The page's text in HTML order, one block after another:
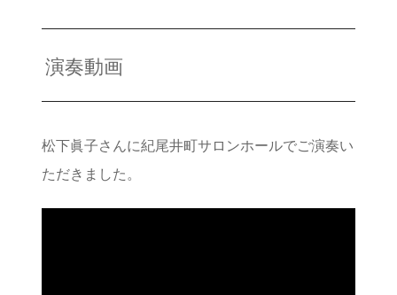
演奏動画
松下眞子さんに紀尾井町サロンホールでご演奏い
ただきました。